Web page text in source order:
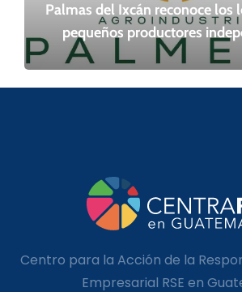
Palmas del Ixcán reconoce los
pequeños productores
Centro para la Acción de la
Empresarial RSE en